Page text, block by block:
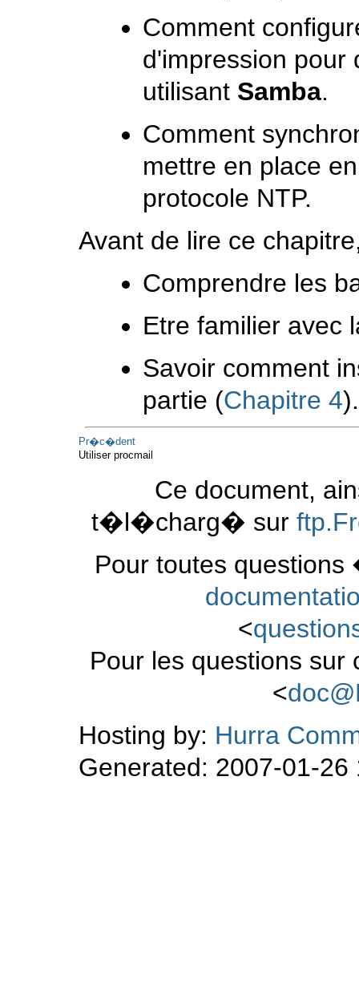
Comment
d'impression pour
utilisant Samba.
Comment
mettre en place
protocole NTP.
Avant de lire ce
Comprendre les
Etre familier avec
Savoir comment
partie (Chapitre 4).
Pr�c�dent
Utiliser procmail
Ce document,
t�l�charg� sur
Pour toutes
<
Pour les questions sur
<
Hosting by: Hurra
Generated: 2007-01-26